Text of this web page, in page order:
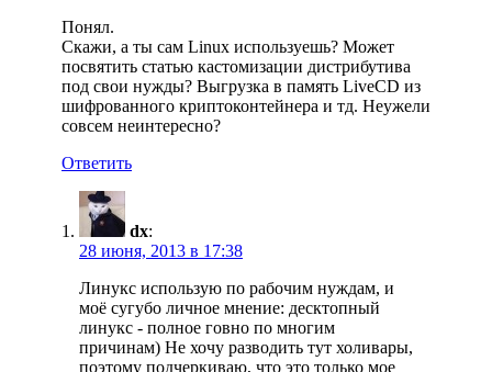
Понял.
Скажи, а ты сам Linux используешь? Может
посвятить статью кастомизации дистрибутива
под свои нужды? Выгрузка в память LiveCD из
шифрованного криптоконтейнера и тд. Неужели
совсем неинтересно?
Ответить
dx:
28 июня, 2013 в 17:38
Линукс использую по рабочим нуждам, и
моё сугубо личное мнение: десктопный
линукс - полное говно по многим
причинам) Не хочу разводить тут холивары,
поэтому подчеркиваю, что это только мое